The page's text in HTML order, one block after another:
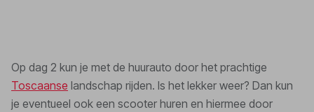
Op dag 2 kun je met de huurauto door het prachtige
Toscaanse landschap rijden. Is het lekker weer? Dan kun
je eventueel ook een scooter huren en hiermee door